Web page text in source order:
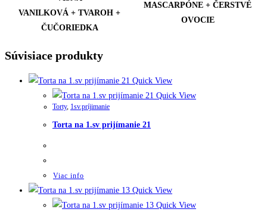
VANILKOVÁ + TVAROH +
ČUČORIEDKA
MASCARPÓNE + ČERSTVÉ
OVOCIE
Súvisiace produkty
Quick View
Quick View
Torty, 1sv.príjimanie
Torta na 1.sv prijímanie 21
Viac info
Quick View
Quick View